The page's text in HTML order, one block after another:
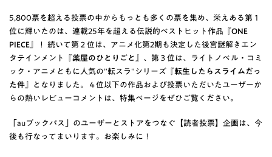
5,800票を超える投票の中からもっとも多くの票を集め、栄えある第１
位に輝いたのは、連載25年を超える伝説的ベストヒット作品『ONE
PIECE 』！ 続いて第２位は、アニメ化第2期も決定した後宮謎解きエン
タテインメント『薬屋のひとりごと
』、第３位は、ライトノベル・コミ
ック・アニメともに人気の”転スラ”シリーズ『転生したらスライムだっ
た件 』となりました。４位以下の作品および投票いただいたユーザーか
らの熱いレビューコメントは、特集ページをぜひご覧ください。
「auブックパス」のユーザーとストアをつなぐ【読者投票】企画は、今
後も行なってまいります。お楽しみに！